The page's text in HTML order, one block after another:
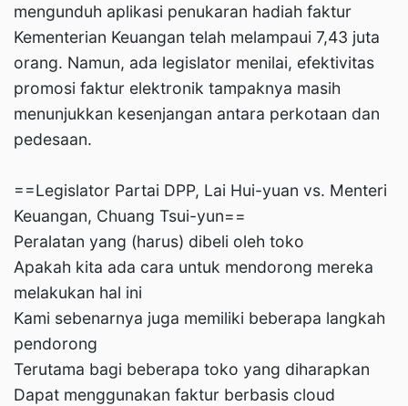
mengunduh aplikasi penukaran hadiah faktur
Kementerian Keuangan telah melampaui 7,43 juta
orang. Namun, ada legislator menilai, efektivitas
promosi faktur elektronik tampaknya masih
menunjukkan kesenjangan antara perkotaan dan
pedesaan.
==Legislator Partai DPP, Lai Hui-yuan vs. Menteri
Keuangan, Chuang Tsui-yun==
Peralatan yang (harus) dibeli oleh toko
Apakah kita ada cara untuk mendorong mereka
melakukan hal ini
Kami sebenarnya juga memiliki beberapa langkah
pendorong
Terutama bagi beberapa toko yang diharapkan
Dapat menggunakan faktur berbasis cloud